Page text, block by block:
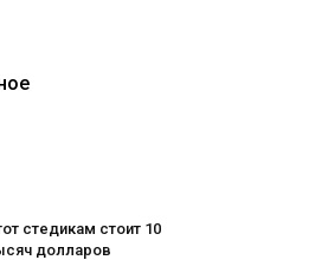
стедикам стоит 10
долларов